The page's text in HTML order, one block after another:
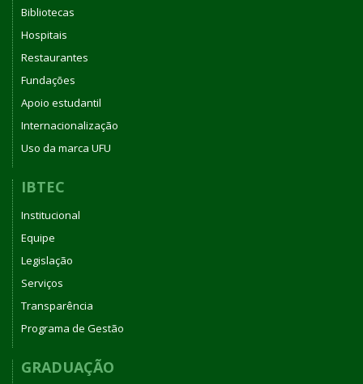
Bibliotecas
Hospitais
Restaurantes
Fundações
Apoio estudantil
Internacionalização
Uso da marca UFU
IBTEC
Institucional
Equipe
Legislação
Serviços
Transparência
Programa de Gestão
GRADUAÇÃO